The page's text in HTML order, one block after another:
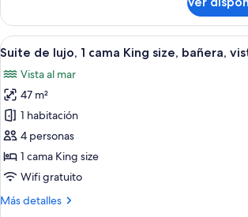
al
océano
Deluxe
con
2
individuales,
balcón,
vista
al
océano
Ver
todas
las
fotos
de
Suite
de
lujo,
cama
Una
6
Suite de lujo, 1 cama King size, bañera,
Vista al mar
47 m²
1 habitación
4 personas
1 cama King size
Wifi gratuito
Más detalles
Más